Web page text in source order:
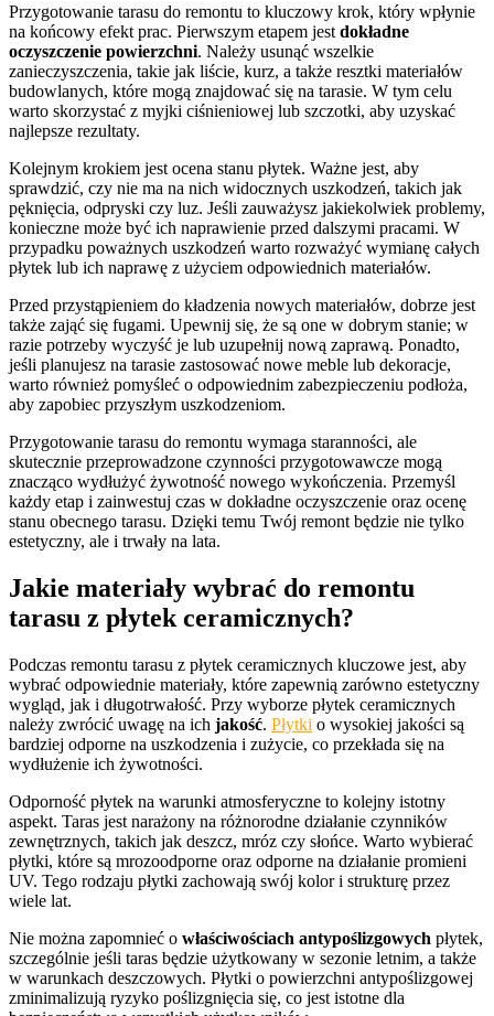
Przygotowanie tarasu do remontu to kluczowy krok, który wpłynie
na końcowy efekt prac. Pierwszym etapem jest dokładne
oczyszczenie powierzchni. Należy usunąć wszelkie
zanieczyszczenia, takie jak liście, kurz, a także resztki materiałów
budowlanych, które mogą znajdować się na tarasie. W tym celu
warto skorzystać z myjki ciśnieniowej lub szczotki, aby uzyskać
najlepsze rezultaty.
Kolejnym krokiem jest ocena stanu płytek. Ważne jest, aby
sprawdzić, czy nie ma na nich widocznych uszkodzeń, takich jak
pęknięcia, odpryski czy luz. Jeśli zauważysz jakiekolwiek problemy,
konieczne może być ich naprawienie przed dalszymi pracami. W
przypadku poważnych uszkodzeń warto rozważyć wymianę całych
płytek lub ich naprawę z użyciem odpowiednich materiałów.
Przed przystąpieniem do kładzenia nowych materiałów, dobrze jest
także zająć się fugami. Upewnij się, że są one w dobrym stanie; w
razie potrzeby wyczyść je lub uzupełnij nową zaprawą. Ponadto,
jeśli planujesz na tarasie zastosować nowe meble lub dekoracje,
warto również pomyśleć o odpowiednim zabezpieczeniu podłoża,
aby zapobiec przyszłym uszkodzeniom.
Przygotowanie tarasu do remontu wymaga staranności, ale
skutecznie przeprowadzone czynności przygotowawcze mogą
znacząco wydłużyć żywotność nowego wykończenia. Przemyśl
każdy etap i zainwestuj czas w dokładne oczyszczenie oraz ocenę
stanu obecnego tarasu. Dzięki temu Twój remont będzie nie tylko
estetyczny, ale i trwały na lata.
Jakie materiały wybrać do remontu
tarasu z płytek ceramicznych?
Podczas remontu tarasu z płytek ceramicznych kluczowe jest, aby
wybrać odpowiednie materiały, które zapewnią zarówno estetyczny
wygląd, jak i długotrwałość. Przy wyborze płytek ceramicznych
należy zwrócić uwagę na ich jakość. Płytki o wysokiej jakości są
bardziej odporne na uszkodzenia i zużycie, co przekłada się na
wydłużenie ich żywotności.
Odporność płytek na warunki atmosferyczne to kolejny istotny
aspekt. Taras jest narażony na różnorodne działanie czynników
zewnętrznych, takich jak deszcz, mróz czy słońce. Warto wybierać
płytki, które są mrozoodporne oraz odporne na działanie promieni
UV. Tego rodzaju płytki zachowają swój kolor i strukturę przez
wiele lat.
Nie można zapomnieć o właściwościach antypoślizgowych płytek,
szczególnie jeśli taras będzie użytkowany w sezonie letnim, a także
w warunkach deszczowych. Płytki o powierzchni antypoślizgowej
zminimalizują ryzyko poślizgnięcia się, co jest istotne dla